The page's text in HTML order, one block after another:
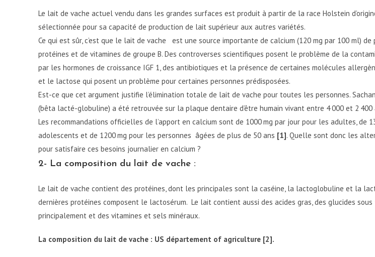
Le lait de vache actuel vendu dans les grandes surfaces est produit à partir de la race Holstein
sélectionnée pour sa capacité de production de lait supérieur aux autres variétés.
Ce qui est sûr, c’est que le lait de vache est une source importante de calcium (120 mg par 100 ml) de
protéines et de vitamines de groupe B. Des controverses scientifiques posent le problème de la
par les hormones de croissance IGF 1, des antibiotiques et la présence de certaines molécules
et le lactose qui posent un problème pour certaines personnes prédisposées.
Est-ce que cet argument justifie l’élimination totale de lait de vache pour toutes les personnes.
(bêta lacté-globuline) a été retrouvée sur la plaque dentaire d’être humain vivant entre 4 000 et 2 400
Les recommandations officielles de l’apport en calcium sont de 1000 mg par jour pour les adultes, de
adolescents et de 1200 mg pour les personnes âgées de plus de 50 ans [1]. Quelle sont donc les
pour satisfaire ces besoins journalier en calcium ?
2- La composition du lait de vache :
Le lait de vache contient des protéines, dont les principales sont la caséine, la lactoglobuline et la
dernières protéines composent le lactosérum. Le lait contient aussi des acides gras, des glucides
principalement et des vitamines et sels minéraux.
La composition du lait de vache : US département of agriculture [2].